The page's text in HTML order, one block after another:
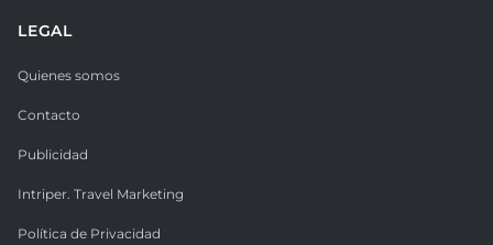
LEGAL
Quienes somos
Contacto
Publicidad
Intriper. Travel Marketing
Política de Privacidad